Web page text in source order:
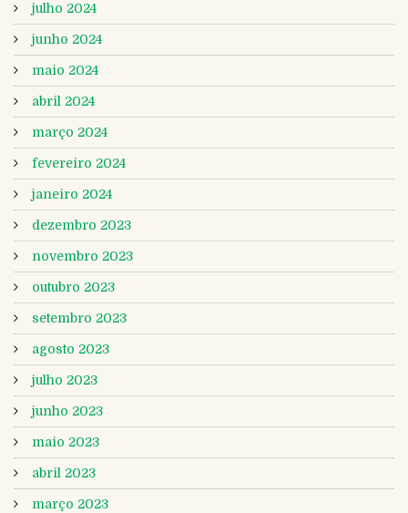
julho 2024
junho 2024
maio 2024
abril 2024
março 2024
fevereiro 2024
janeiro 2024
dezembro 2023
novembro 2023
outubro 2023
setembro 2023
agosto 2023
julho 2023
junho 2023
maio 2023
abril 2023
março 2023